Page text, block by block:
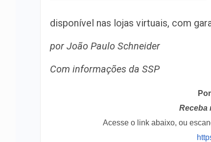
disponível nas lojas virtuais, com
por João Paulo Schneider
Com informações da SSP
Receba
Acesse o link abaixo, ou